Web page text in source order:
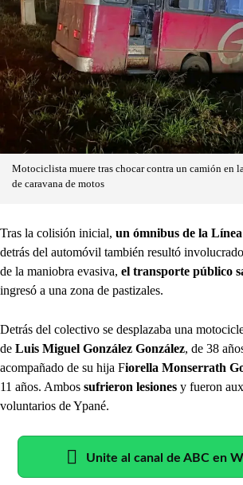
Motociclista muere tras chocar contra un camión en
de caravana de motos
Tras la colisión inicial, un ómnibus de la
detrás del automóvil también resultó
de la maniobra evasiva, el transporte público
ingresó a una zona de pastizales.
Detrás del colectivo se desplazaba una
de Luis Miguel González González, de 38
acompañado de su hija Fiorella Monserrath
11 años. Ambos sufrieron lesiones y fueron
voluntarios de Ypané.
Unite al canal de ABC en